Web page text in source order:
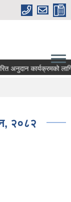
कार्यक्रमको लागि
२०८२